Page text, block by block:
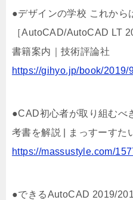
●デザインの学校 これから
［AutoCAD/AutoCAD LT
書籍案内｜技術評論社
https://gihyo.jp/book/2019/
●CAD初心者が取り組むべ
考書を解説 | まっすーすた
https://massustyle.com/
●できるAutoCAD 2019/